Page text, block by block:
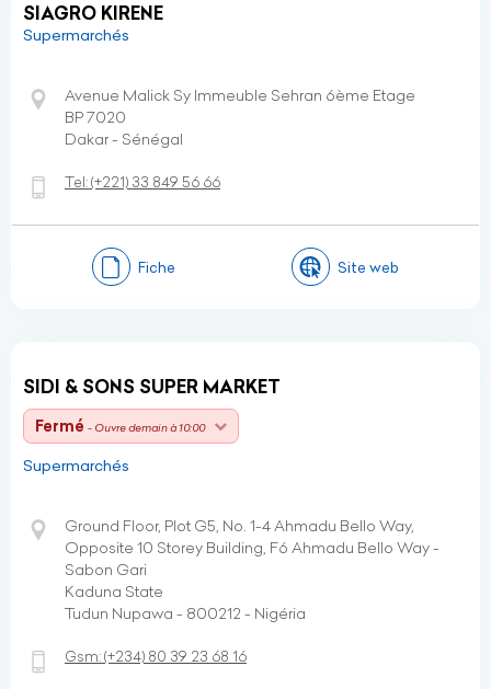
SIAGRO KIRENE
Supermarchés
Avenue Malick Sy Immeuble Sehran 6ème Etage
BP 7020
Dakar - Sénégal
Tel:(+221) 33 849 56 66
Fiche Site web
SIDI & SONS SUPER MARKET
Fermé - Ouvre demain à 10:00
Supermarchés
Ground Floor, Plot G5, No. 1-4 Ahmadu Bello Way,
Opposite 10 Storey Building, F6 Ahmadu Bello Way -
Sabon Gari
Kaduna State
Tudun Nupawa - 800212 - Nigéria
Gsm:(+234) 80 39 23 68 16